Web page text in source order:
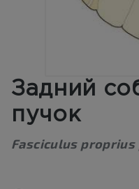
Задний
пучок
Fasciculus